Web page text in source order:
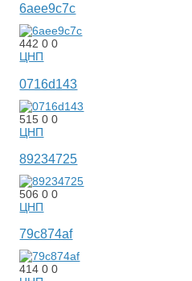
6aee9c7c
44200
ЦНП
0716d143
51500
ЦНП
89234725
50600
ЦНП
79c874af
41400